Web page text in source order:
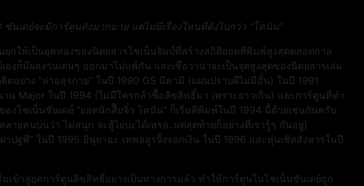
ซันเดย์จะมีการ์ตูนดังมากมาย แต่ไม่มีเรื่องไหนที่ดังไปกว่า “โคนัน”
กให้เป็นยุคทองของนิตยสารโชเน็นจัมป์ที่สร้างสถิติยอดตีพิมพ์สูงสุดตลอดกาล
องก็มีผลงานเด่นๆ ออกมาไม่แพ้กัน และเชื่อว่าน่าจะเป็นจุดสูงสุดของนิตยสารเล่ม
ตอย่าง “ล่าอสุรกาย” ในปี 1990 GS มิคามิ (แผนปราบผีไม่มีอั้น) ในปี 1991
น Major ในปี 1994 (ไม่มีใครกล้าซื้อลิขสิทธิ์มา เพราะยาวเกิน) และการ์ตูนที่ทำ
งโชเน็นซันเดย์ “ยอดนักสืิบจิ๋ว โคนัน” ก็เริ่มตีพิมพ์ในปี 1994 นี้ด้วยเช่นกันครับ
ายคนบ่นว่า ไม่สนุก จะสู้ไยบะได้เหรอ..แต่สุดท้ายก็อย่างที่เรารู้ๆ กันอยู่)
าปฐพี” ในปี 1995 อินุยาฉะ เทพอสูรจิ้งจอกเงิน ในปี 1996 และหุ่นเชิดสังหารในปี
มเข้าสู่ยุคการ์ตูนลิขสิทธิ์อย่างเป็นทางการแล้ว ทำให้การ์ตูนในโชเน็นซันเดย์ถูก